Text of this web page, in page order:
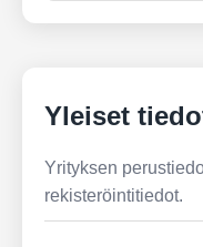
Yleiset
Yrityksen
rekisteröintitiedot.